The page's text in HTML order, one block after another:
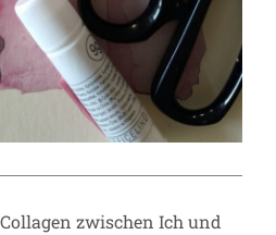
zwischen Ich und